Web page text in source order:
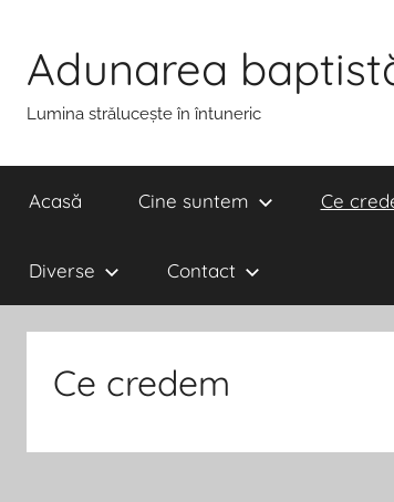
Adunarea
Lumina strălucește în întuneric
Acasă Cine suntem Ce
Diverse Contact
Ce credem